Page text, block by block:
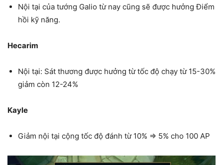
Nội tại của tướng Galio từ nay cũng sẽ được hưởng Điểm
hồi kỹ năng.
Hecarim
Nội tại: Sát thương được hưởng từ tốc độ chạy từ 15-30%
giảm còn 12-24%
Kayle
Giảm nội tại cộng tốc độ đánh từ 10% => 5% cho 100 AP